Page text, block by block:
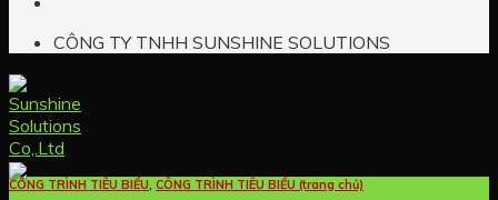
CÔNG TY TNHH SUNSHINE SOLUTIONS
CÔNG TRÌNH TIÊU BIỂU, CÔNG TRÌNH TIÊU BIỂU (trang chủ)